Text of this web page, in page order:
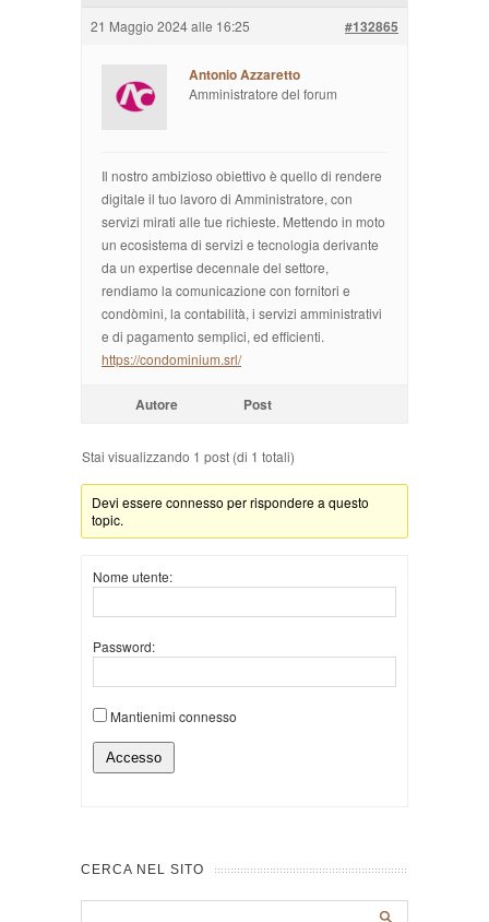
21 Maggio 2024 alle 16:25 #132865
Antonio Azzaretto
Amministratore del forum
Il nostro ambizioso obiettivo è quello di rendere
digitale il tuo lavoro di Amministratore, con
servizi mirati alle tue richieste. Mettendo in moto
un ecosistema di servizi e tecnologia derivante
da un expertise decennale del settore,
rendiamo la comunicazione con fornitori e
condòmini, la contabilità, i servizi amministrativi
e di pagamento semplici, ed efficienti.
https://condominium.srl/
Autore Post
Stai visualizzando 1 post (di 1 totali)
Devi essere connesso per rispondere a questo
topic.
Nome utente:
Password:
Mantienimi connesso
Accesso
CERCA NEL SITO